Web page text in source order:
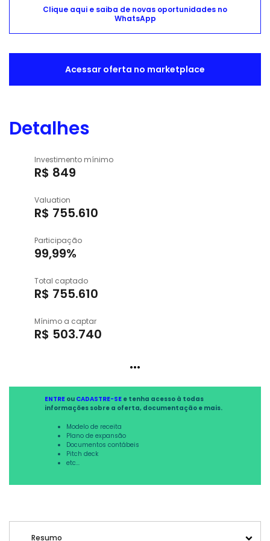
Resumo
Clique aqui e saiba de novas oportunidades no
WhatsApp
Acessar oferta no marketplace
Detalhes
Investimento mínimo
R$ 849
Valuation
R$ 755.610
Participação
99,99%
Total captado
R$ 755.610
Mínimo a captar
R$ 503.740
...
ENTREou CADASTRE-SEe tenha acesso à todas
informações sobre a oferta, documentação e mais.
Modelo de receita
Plano de expansão
Documentos contábeis
Pitch deck
etc...